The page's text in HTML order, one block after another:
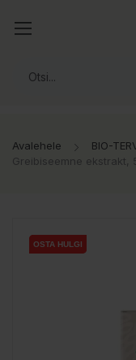
Avalehele BIO-
Greibiseemne ekstrakt,
OSTA HULGI
OSTA HULGI